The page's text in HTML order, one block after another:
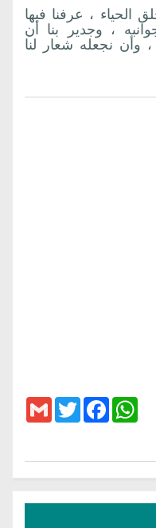
الحياء ، عرفنا فيها
، وجدير بنا أن
وأن نجعله شعار لنا
GmailTwitter
FacebookWhatsApp